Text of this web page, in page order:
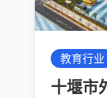
教育行业
十堰市